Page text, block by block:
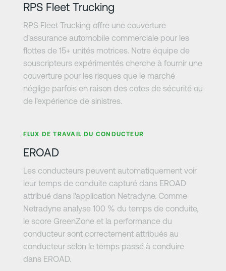
RPS Fleet Trucking
RPS Fleet Trucking offre une couverture
d'assurance automobile commerciale pour les
flottes de 15+ unités motrices. Notre équipe de
souscripteurs expérimentés cherche à fournir une
couverture pour les risques que le marché
néglige parfois en raison des cotes de sécurité ou
de l'expérience de sinistres.
FLUX DE TRAVAIL DU CONDUCTEUR
EROAD
Les conducteurs peuvent automatiquement voir
leur temps de conduite capturé dans EROAD
attribué dans l'application Netradyne. Comme
Netradyne analyse 100 % du temps de conduite,
le score GreenZone et la performance du
conducteur sont correctement attribués au
conducteur selon le temps passé à conduire
dans EROAD.